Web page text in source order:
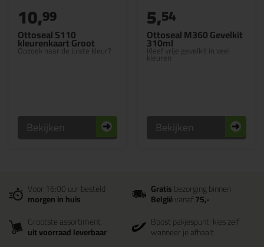
Ottoseal S110
kleurenkaart Groot
Opzoek naar de juiste kleur?
10,99
Bekijken
Ottoseal M360 Gevelkit
310ml
Kleef vrije gevelkit in veel
kleuren
5,54
Bekijken
Voor 16:00 uur besteld
morgen in huis
Gratisbezorging binnen
Belgiëvanaf75,-
Grootste assortiment
uit voorraad leverbaar
Bpost pakjespunt: kies zelf
wanneer je afhaalt